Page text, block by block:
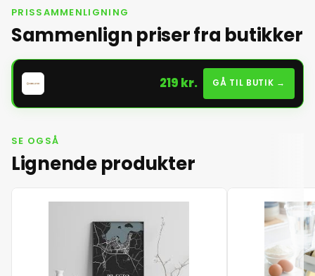
PRISSAMMENLIGNING
Sammenlign priser fra butikker
219 kr. GÅ TIL BUTIK →
SE OGSÅ
Lignende produkter